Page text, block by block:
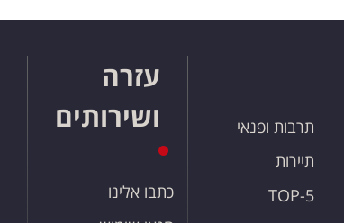
תרבות ופנאי
תיירות
TOP-5
עזרה
ושירותים
כתבו אלינו